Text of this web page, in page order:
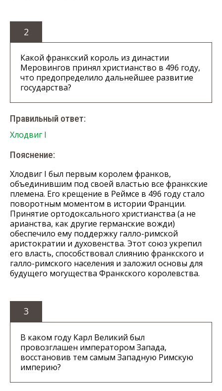
2
Какой франкский король из династии
Меровингов принял христианство в 496 году,
что предопределило дальнейшее развитие
государства?
Правильный ответ:
Хлодвиг I
Пояснение:
Хлодвиг I был первым королем франков,
объединившим под своей властью все франкские
племена. Его крещение в Реймсе в 496 году стало
поворотным моментом в истории Франции.
Принятие ортодоксального христианства (а не
арианства, как другие германские вожди)
обеспечило ему поддержку галло-римской
аристократии и духовенства. Этот союз укрепил
его власть, способствовал слиянию франкского и
галло-римского населения и заложил основы для
будущего могущества Франкского королевства.
3
В каком году Карл Великий был
провозглашен императором Запада,
восстановив тем самым Западную Римскую
империю?